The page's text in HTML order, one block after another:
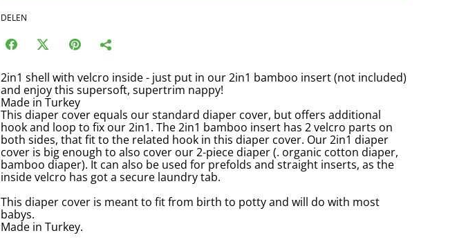
DELEN
2in1 shell with velcro inside - just put in our 2in1 bamboo insert (not included)
and enjoy this supersoft, supertrim nappy!
Made in Turkey
This diaper cover equals our standard diaper cover, but offers additional
hook and loop to fix our 2in1. The 2in1 bamboo insert has 2 velcro parts on
both sides, that fit to the related hook in this diaper cover. Our 2in1 diaper
cover is big enough to also cover our 2-piece diaper (. organic cotton diaper,
bamboo diaper). It can also be used for prefolds and straight inserts, as the
inside velcro has got a secure laundry tab.
This diaper cover is meant to fit from birth to potty and will do with most
babys.
Made in Turkey.